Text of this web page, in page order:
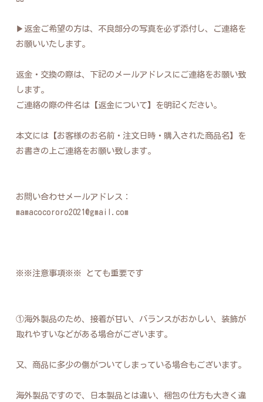
▶︎返金ご希望の方は、不良部分の写真を必ず添付し、ご連絡を
お願いいたします。
返金・交換の際は、下記のメールアドレスにご連絡をお願い致
します。
ご連絡の際の件名は【返金について】を明記ください。
本文には【お客様のお名前・注文日時・購入された商品名】を
お書きの上ご連絡をお願い致します。
お問い合わせメールアドレス：
mamacocororo2021@gmail.com
※※注意事項※※ とても重要です
①海外製品のため、接着が甘い、バランスがおかしい、装飾が
取れやすいなどがある場合がございます。
又、商品に多少の傷がついてしまっている場合もございます。
海外製品ですので、日本製品とは違い、梱包の仕方も大きく違